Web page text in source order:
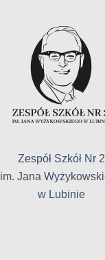
Zespół Szkół Nr 2
im. Jana
w Lubinie